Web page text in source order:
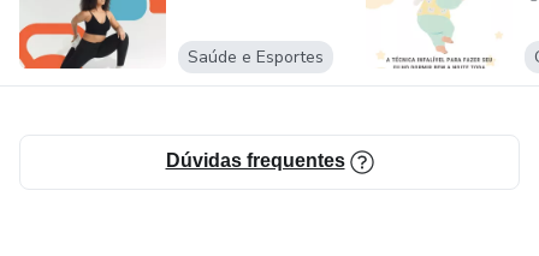
Saúde e Esportes
Dúvidas frequentes